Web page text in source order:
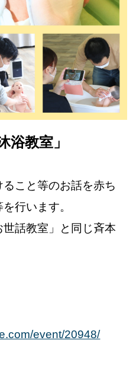
浴教室」
こと等のお話を赤ち
行います。
話教室」と同じ斉本
event/20948/